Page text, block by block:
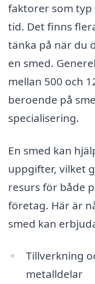
faktorer som typ
tid. Det finns
tänka på när du
en smed.
mellan 500 och
beroende på
specialisering.
En smed kan
uppgifter, vilket
resurs för både
företag. Här är
smed kan
Tillverkning
metalldelar